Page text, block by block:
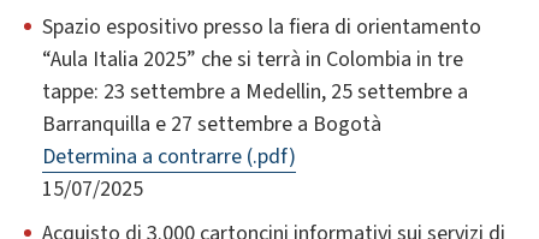
Spazio espositivo presso la fiera di orientamento
“Aula Italia 2025” che si terrà in Colombia in tre
tappe: 23 settembre a Medellin, 25 settembre a
Barranquilla e 27 settembre a Bogotà
Determina a contrarre (.pdf)
15/07/2025